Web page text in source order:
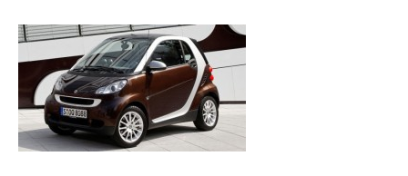
NAUJIENOS
TESTAI